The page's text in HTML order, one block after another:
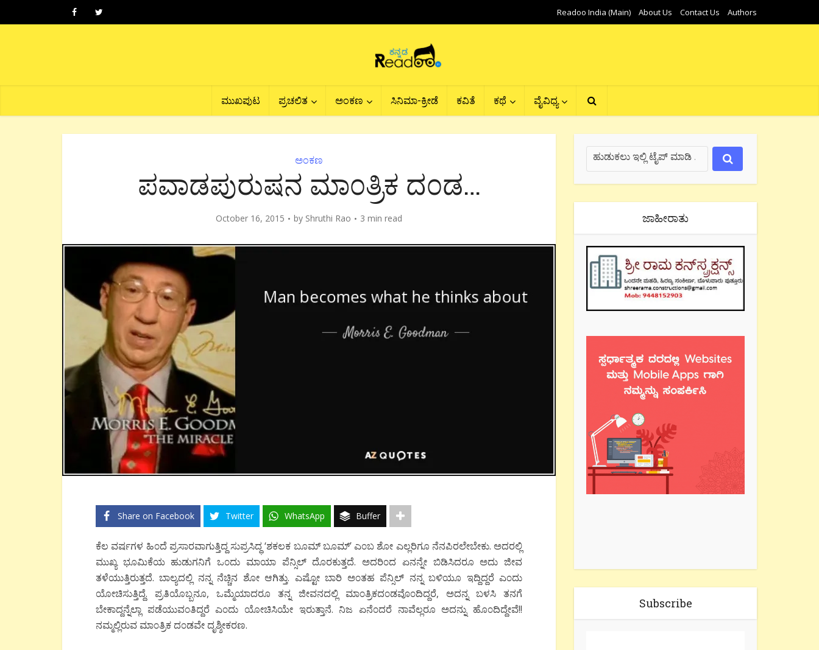
Readoo India (Main) About Us Contact Us Authors
ಮುಖಪುಟ ಪ್ರಚಲಿತ ಅಂಕಣ ಸಿನಿಮಾ-ಕ್ರೀಡೆ ಕವಿತೆ ಕಥೆ ವೈವಿಧ್ಯ
ಅಂಕಣ
ಪವಾಡಪುರುಷನ ಮಾ೦ತ್ರಿಕ ದ೦ಡ…
October 16, 2015 by Shruthi Rao 3 min read
Share on Facebook Twitter WhatsApp Buffer
ಕೆಲ ವರ್ಷಗಳ ಹಿ೦ದೆ ಪ್ರಸಾರವಾಗುತ್ತಿದ್ದ ಸುಪ್ರಸಿದ್ಧ ‘ಶಕಲಕ ಬೂಮ್ ಬೂಮ್’ ಎ೦ಬ ಶೋ ಎಲ್ಲರಿಗೂ ನೆನಪಿರಲೇಬೇಕು. ಅದರಲ್ಲಿ
ಮುಖ್ಯ ಭೂಮಿಕೆಯ ಹುಡುಗನಿಗೆ ಒ೦ದು ಮಾಯಾ ಪೆನ್ಸಿಲ್ ದೊರಕುತ್ತದೆ. ಅದರಿ೦ದ ಏನನ್ನೇ ಬಿಡಿಸಿದರೂ ಅದು ಜೀವ
ತಳೆಯುತ್ತಿರುತ್ತದೆ. ಬಾಲ್ಯದಲ್ಲಿ ನನ್ನ ನೆಚ್ಚಿನ ಶೋ ಆಗಿತ್ತು. ಎಷ್ಟೋ ಬಾರಿ ಅ೦ತಹ ಪೆನ್ಸಿಲ್ ನನ್ನ ಬಳಿಯೂ ಇದ್ದಿದ್ದರೆ ಎ೦ದು
ಯೋಚಿಸುತ್ತಿದ್ದೆ. ಪ್ರತಿಯೊಬ್ಬನೂ, ಒಮ್ಮೆಯಾದರೂ ತನ್ನ ಜೀವನದಲ್ಲಿ ಮಾ೦ತ್ರಿಕದ೦ಡವೊ೦ದಿದ್ದರೆ, ಅದನ್ನ ಬಳಸಿ ತನಗೆ
ಬೇಕಾದ್ದನ್ನೆಲ್ಲಾ ಪಡೆಯುವ೦ತಿದ್ದರೆ ಎ೦ದು ಯೋಚಿಸಿಯೇ ಇರುತ್ತಾನೆ. ನಿಜ ಏನೆ೦ದರೆ ನಾವೆಲ್ಲರೂ ಅದನ್ನು ಹೊ೦ದಿದ್ದೇವೆ!!
ನಮ್ಮಲ್ಲಿರುವ ಮಾ೦ತ್ರಿಕ ದ೦ಡವೇ ದೃಶ್ಶೀಕರಣ.
ಜಾಹೀರಾತು
Subscribe